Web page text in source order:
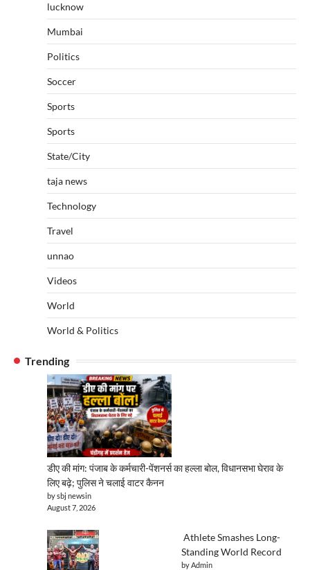
lucknow
Mumbai
Politics
Soccer
Sports
Sports
State/City
taja news
Technology
Travel
unnao
Videos
World
World & Politics
Trending
डीए की मांग: पंजाब के कर्मचारी-पेंशनर्स का हल्ला बोल, विधानसभा घेराव के
लिए बढ़े; पुलिस ने चलाई वाटर कैनन
by sbj newsin
August 7, 2026
Athlete Smashes Long-
Standing World Record
by Admin